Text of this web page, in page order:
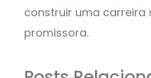
construir uma carreira
promissora.